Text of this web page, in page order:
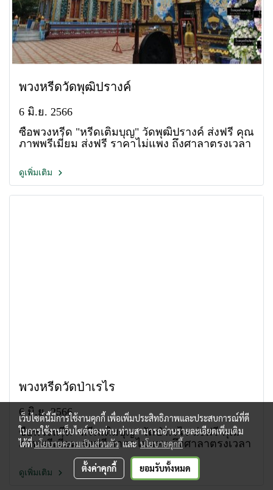
พวงหรีดวัดพุฒิปรางค์
6 มิ.ย. 2566
ซื้อพวงหรีด "หรีดเติมบุญ" วัดพุฒิปรางค์ ส่งฟรี คุณ
ภาพพรีเมี่ยม ส่งฟรี ราคาไม่แพง ถึงศาลาตรงเวลา
ดูเพิ่มเติม
พวงหรีดวัดป่าเรไร
6 มิ.ย. 2566
ซื้อพวงหรีด "หรีดเติมบุญ" วัดป่าเรไร ส่งฟรี คุณ
ภาพพรีเมี่ยม ส่งฟรี ราคาไม่แพง ถึงศาลาตรงเวลา
ดูเพิ่มเติม
เว็บไซต์นี้มีการใช้งานคุกกี้ เพื่อเพิ่มประสิทธิภาพและประสบการณ์ที่ดี
ในการใช้งานเว็บไซต์ของท่าน ท่านสามารถอ่านรายละเอียดเพิ่มเติม
ได้ที่นโยบายความเป็นส่วนตัวและนโยบายคุกกี้
ตั้งค่าคุกกี้ ยอมรับทั้งหมด